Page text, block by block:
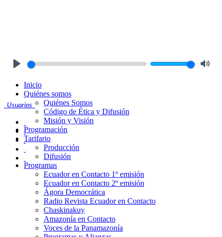
Usuarios
Inicio
Quiénes somos
Quiénes Somos
Código de Ética y Difusión
Misión y Visión
Programación
Tarifario
Producción
Difusión
Programas
Ecuador en Contacto 1º emisión
Ecuador en Contacto 2º emisión
Ágora Democrática
Radio Revista Ecuador en Contacto
Chaskinakuy
Amazonía en Contacto
Voces de la Panamazonía